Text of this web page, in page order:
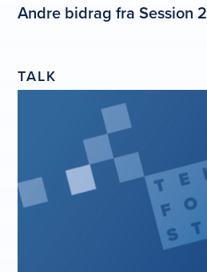
Andre bidrag fra Session 2
TALK